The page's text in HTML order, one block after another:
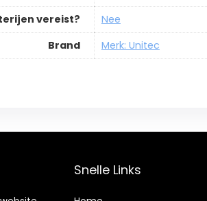
vereist?
Nee
Brand
Merk: Unitec
Snelle Links